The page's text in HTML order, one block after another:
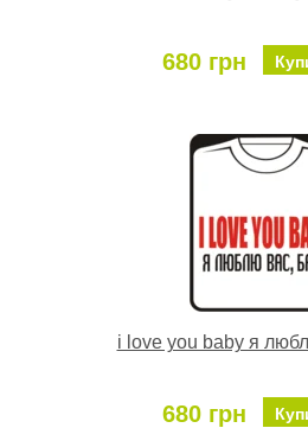
680 грн
i love you baby я
680 грн